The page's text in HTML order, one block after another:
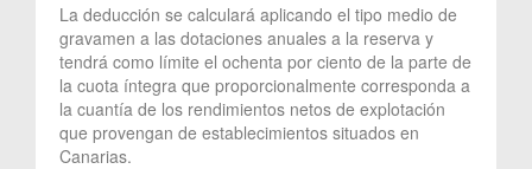
La deducción se calculará aplicando el tipo medio de
gravamen a las dotaciones anuales a la reserva y
tendrá como límite el ochenta por ciento de la parte de
la cuota íntegra que proporcionalmente corresponda a
la cuantía de los rendimientos netos de explotación
que provengan de establecimientos situados en
Canarias.